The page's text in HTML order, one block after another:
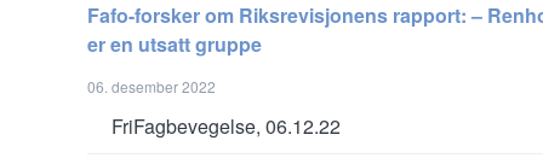
Fafo-forsker om Riksrevisjonens rapport: –
er en utsatt gruppe
06. desember 2022
FriFagbevegelse, 06.12.22